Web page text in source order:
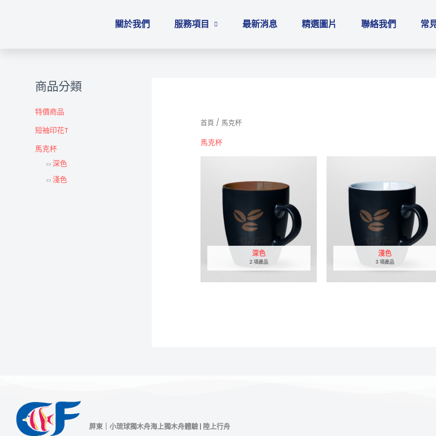
關於我們 服務項目 最新消息 精選圖片 聯絡我們 常
商品分類
特價商品
短袖印花T
馬克杯
深色
淺色
首頁 / 馬克杯
馬克杯
深色
2 項產品
淺色
3 項產品
屏東｜小琉球獨木舟海上獨木舟體驗 | 陸上行舟